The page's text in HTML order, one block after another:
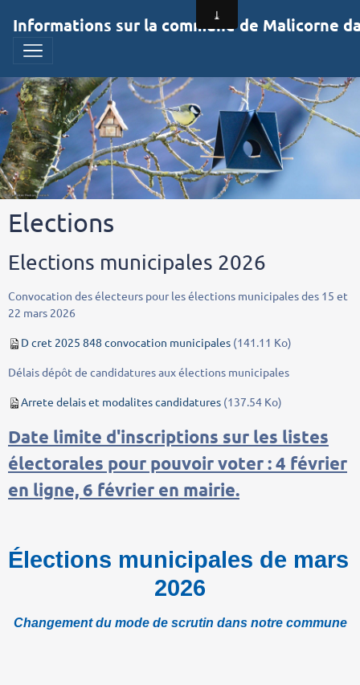
Informations sur la commune de Malicorne
Elections
Elections municipales 2026
Convocation des électeurs pour les élections municipales des 15 et
22 mars 2026
D cret 2025 848 convocation municipales (141.11 Ko)
Délais dépôt de candidatures aux élections municipales
Arrete delais et modalites candidatures (137.54 Ko)
Date limite d'inscriptions sur les listes
électorales pour pouvoir voter : 4 février
en ligne, 6 février en mairie.
Élections municipales de mars
2026
Changement du mode de scrutin dans notre commune